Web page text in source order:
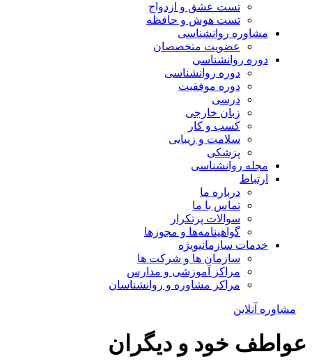
تست عشق و ازدواج
تست هوش و حافظه
مشاوره روانشناسی
عضویت متخصصان
دوره روانشناسی
دوره روانشناسی
دوره موفقیت
درسی
زبان خارجی
کسب و کار
سلامت و زیبایی
پزشکی
مجله روانشناسی
ارتباط
درباره ما
تماس با ما
سوالات پرتکرار
گواهینامه‌ها و مجوزها
خدمات سازمانیویژه
سازمان ها و شرکت ها
مراکز آموزشی و مدارس
مراکز مشاوره و روانشناسان
مشاوره آنلاین
عواطف خود و دیگران